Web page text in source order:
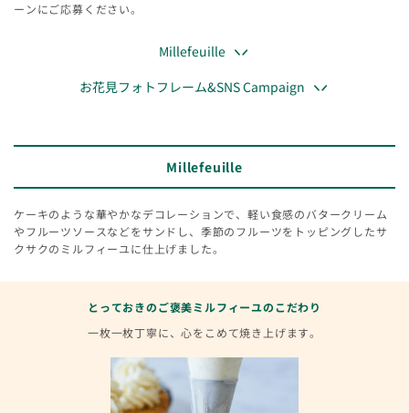
ーンにご応募ください。
Millefeuille
お花見フォトフレーム&SNS Campaign
Millefeuille
ケーキのような華やかなデコレーションで、軽い食感のバタークリーム
やフルーツソースなどをサンドし、季節のフルーツをトッピングしたサ
クサクのミルフィーユに仕上げました。
とっておきのご褒美ミルフィーユのこだわり
一枚一枚丁寧に、心をこめて焼き上げます。